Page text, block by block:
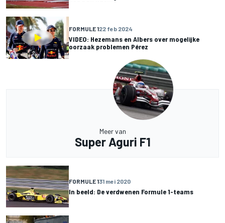
FORMULE 122 feb 2024
VIDEO: Hezemans en Albers over mogelijke
oorzaak problemen Pérez
Meer van
Super Aguri F1
FORMULE 131 mei 2020
In beeld: De verdwenen Formule 1-teams